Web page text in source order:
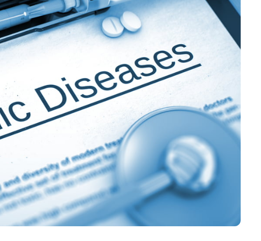
مايك تايسون دفع ما يصل 💪